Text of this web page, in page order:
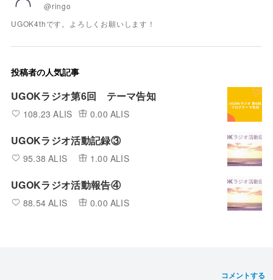
@ringo
UGOK4thです。よろしくお願いします！
投稿者の人気記事
UGOKラジオ第6回 テーマ告知
108.23 ALIS 0.00 ALIS
UGOKラジオ活動記録③
95.38 ALIS 1.00 ALIS
UGOKラジオ活動報告④
88.54 ALIS 0.00 ALIS
コメントする